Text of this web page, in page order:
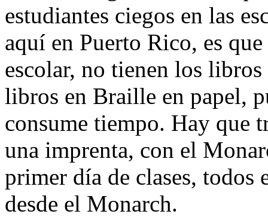
estudiantes ciegos en las
aquí en Puerto Rico, es
escolar, no tienen los
libros en Braille en papel,
consume tiempo. Hay que
una imprenta, con el
primer día de clases, todos
desde el Monarch.